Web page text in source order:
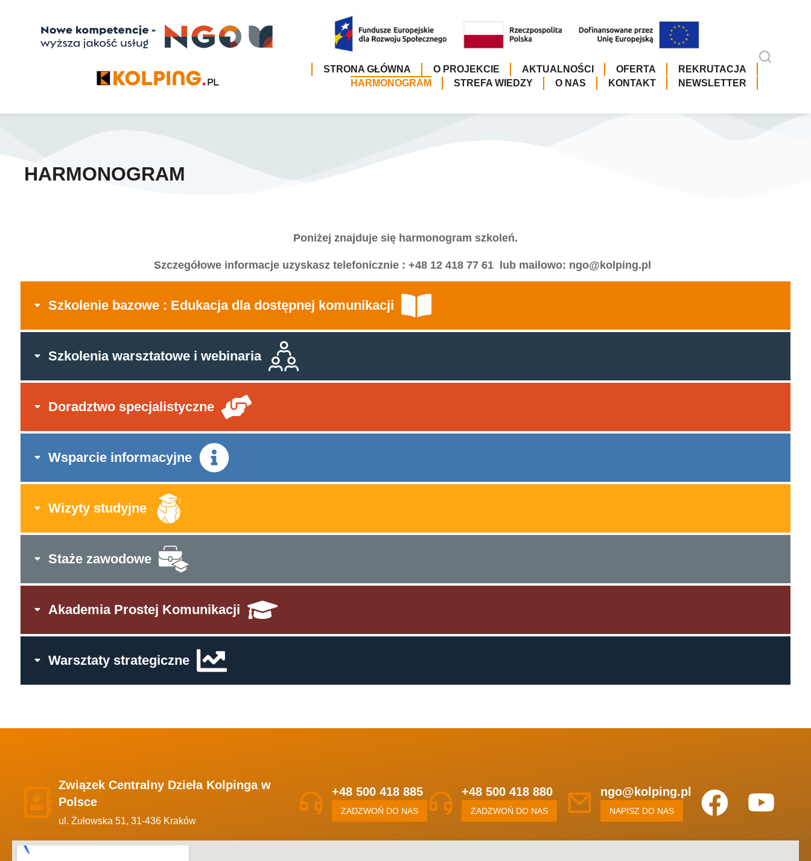
STRONA GŁÓWNA O PROJEKCIE AKTUALNOŚCI OFERTA
REKRUTACJA
HARMONOGRAM
STREFA WIEDZY O NAS KONTAKT NEWSLETTER
HARMONOGRAM
Poniżej znajduje się harmonogram szkoleń.
Szczegółowe informacje uzyskasz telefonicznie : +48 12 418 77 61 lub mailowo: ngo@kolping.pl
Szkolenie bazowe : Edukacja dla dostępnej komunikacji
Szkolenia warsztatowe i webinaria
Doradztwo specjalistyczne
Wsparcie informacyjne
Wizyty studyjne
Staże zawodowe
Akademia Prostej Komunikacji
Warsztaty strategiczne
Związek Centralny Dzieła Kolpinga w
Polsce
ul. Żułowska 51, 31-436 Kraków
+48 500 418 885
ZADZWOŃ DO NAS
+48 500 418 880
ZADZWOŃ DO NAS
ngo@kolping.pl
NAPISZ DO NAS